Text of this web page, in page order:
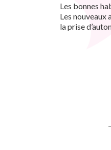
Les bonnes
Les
la prise